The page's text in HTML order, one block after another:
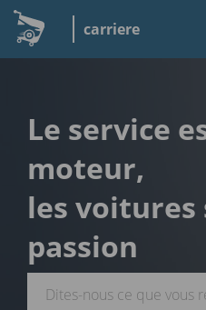
carriere
Le service
moteur,
les
passion